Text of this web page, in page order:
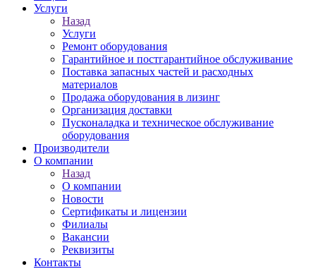
Услуги
Назад
Услуги
Ремонт оборудования
Гарантийное и постгарантийное обслуживание
Поставка запасных частей и расходных
материалов
Продажа оборудования в лизинг
Организация доставки
Пусконаладка и техническое обслуживание
оборудования
Производители
О компании
Назад
О компании
Новости
Сертификаты и лицензии
Филиалы
Вакансии
Реквизиты
Контакты